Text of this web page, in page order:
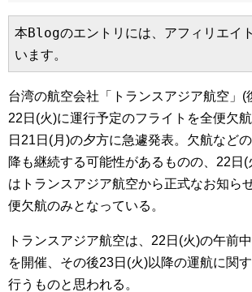
本Blogのエントリには、アフィリエイ
います。
台湾の航空会社「トランスアジア航空」(
22日(火)に運行予定のフライトを全便欠
日21日(月)の夕方に急遽発表。欠航など
降も継続する可能性があるものの、22日
はトランスアジア航空から正式なお知ら
便欠航のみとなっている。
トランスアジア航空は、22日(火)の午前
を開催、その後23日(火)以降の運航に関
行うものと思われる。